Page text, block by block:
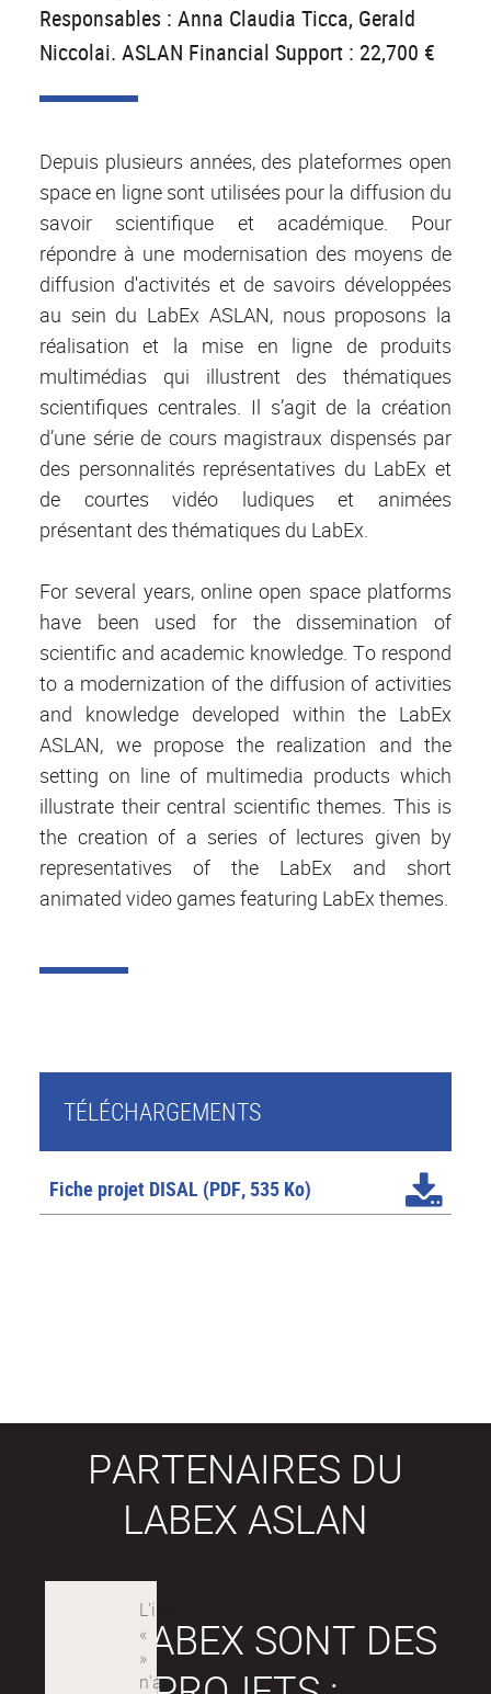
Responsables : Anna Claudia Ticca, Gerald
Niccolai. ASLAN Financial Support : 22,700 €
Depuis plusieurs années, des plateformes open
space en ligne sont utilisées pour la diffusion du
savoir scientifique et académique. Pour
répondre à une modernisation des moyens de
diffusion d'activités et de savoirs développées
au sein du LabEx ASLAN, nous proposons la
réalisation et la mise en ligne de produits
multimédias qui illustrent des thématiques
scientifiques centrales. Il s’agit de la création
d’une série de cours magistraux dispensés par
des personnalités représentatives du LabEx et
de courtes vidéo ludiques et animées
présentant des thématiques du LabEx.
For several years, online open space platforms
have been used for the dissemination of
scientific and academic knowledge. To respond
to a modernization of the diffusion of activities
and knowledge developed within the LabEx
ASLAN, we propose the realization and the
setting on line of multimedia products which
illustrate their central scientific themes. This is
the creation of a series of lectures given by
representatives of the LabEx and short
animated video games featuring LabEx themes.
TÉLÉCHARGEMENTS
Fiche projet DISAL (PDF, 535 Ko)
PARTENAIRES DU
LABEX ASLAN
LES LABEX SONT DES